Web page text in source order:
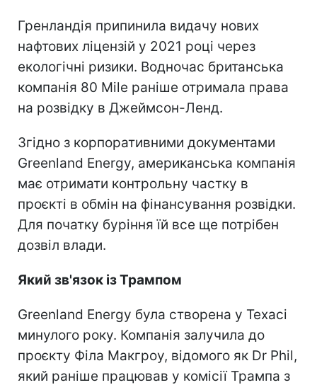
Гренландія припинила видачу нових
нафтових ліцензій у 2021 році через
екологічні ризики. Водночас британська
компанія 80 Mile раніше отримала права
на розвідку в Джеймсон-Ленд.
Згідно з корпоративними документами
Greenland Energy, американська компанія
має отримати контрольну частку в
проєкті в обмін на фінансування розвідки.
Для початку буріння їй все ще потрібен
дозвіл влади.
Який зв'язок із Трампом
Greenland Energy була створена у Техасі
минулого року. Компанія залучила до
проєкту Філа Макгроу, відомого як Dr Phil,
який раніше працював у комісії Трампа з